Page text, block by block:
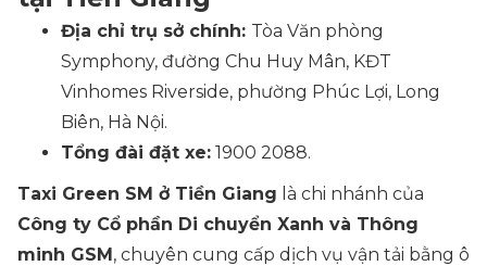
Địa chỉ trụ sở chính: Tòa Văn phòng
Symphony, đường Chu Huy Mân, KĐT
Vinhomes Riverside, phường Phúc Lợi, Long
Biên, Hà Nội.
Tổng đài đặt xe: 1900 2088.
Taxi Green SM ở Tiền Giang là chi nhánh của
Công ty Cổ phần Di chuyển Xanh và Thông
minh GSM, chuyên cung cấp dịch vụ vận tải bằng ô